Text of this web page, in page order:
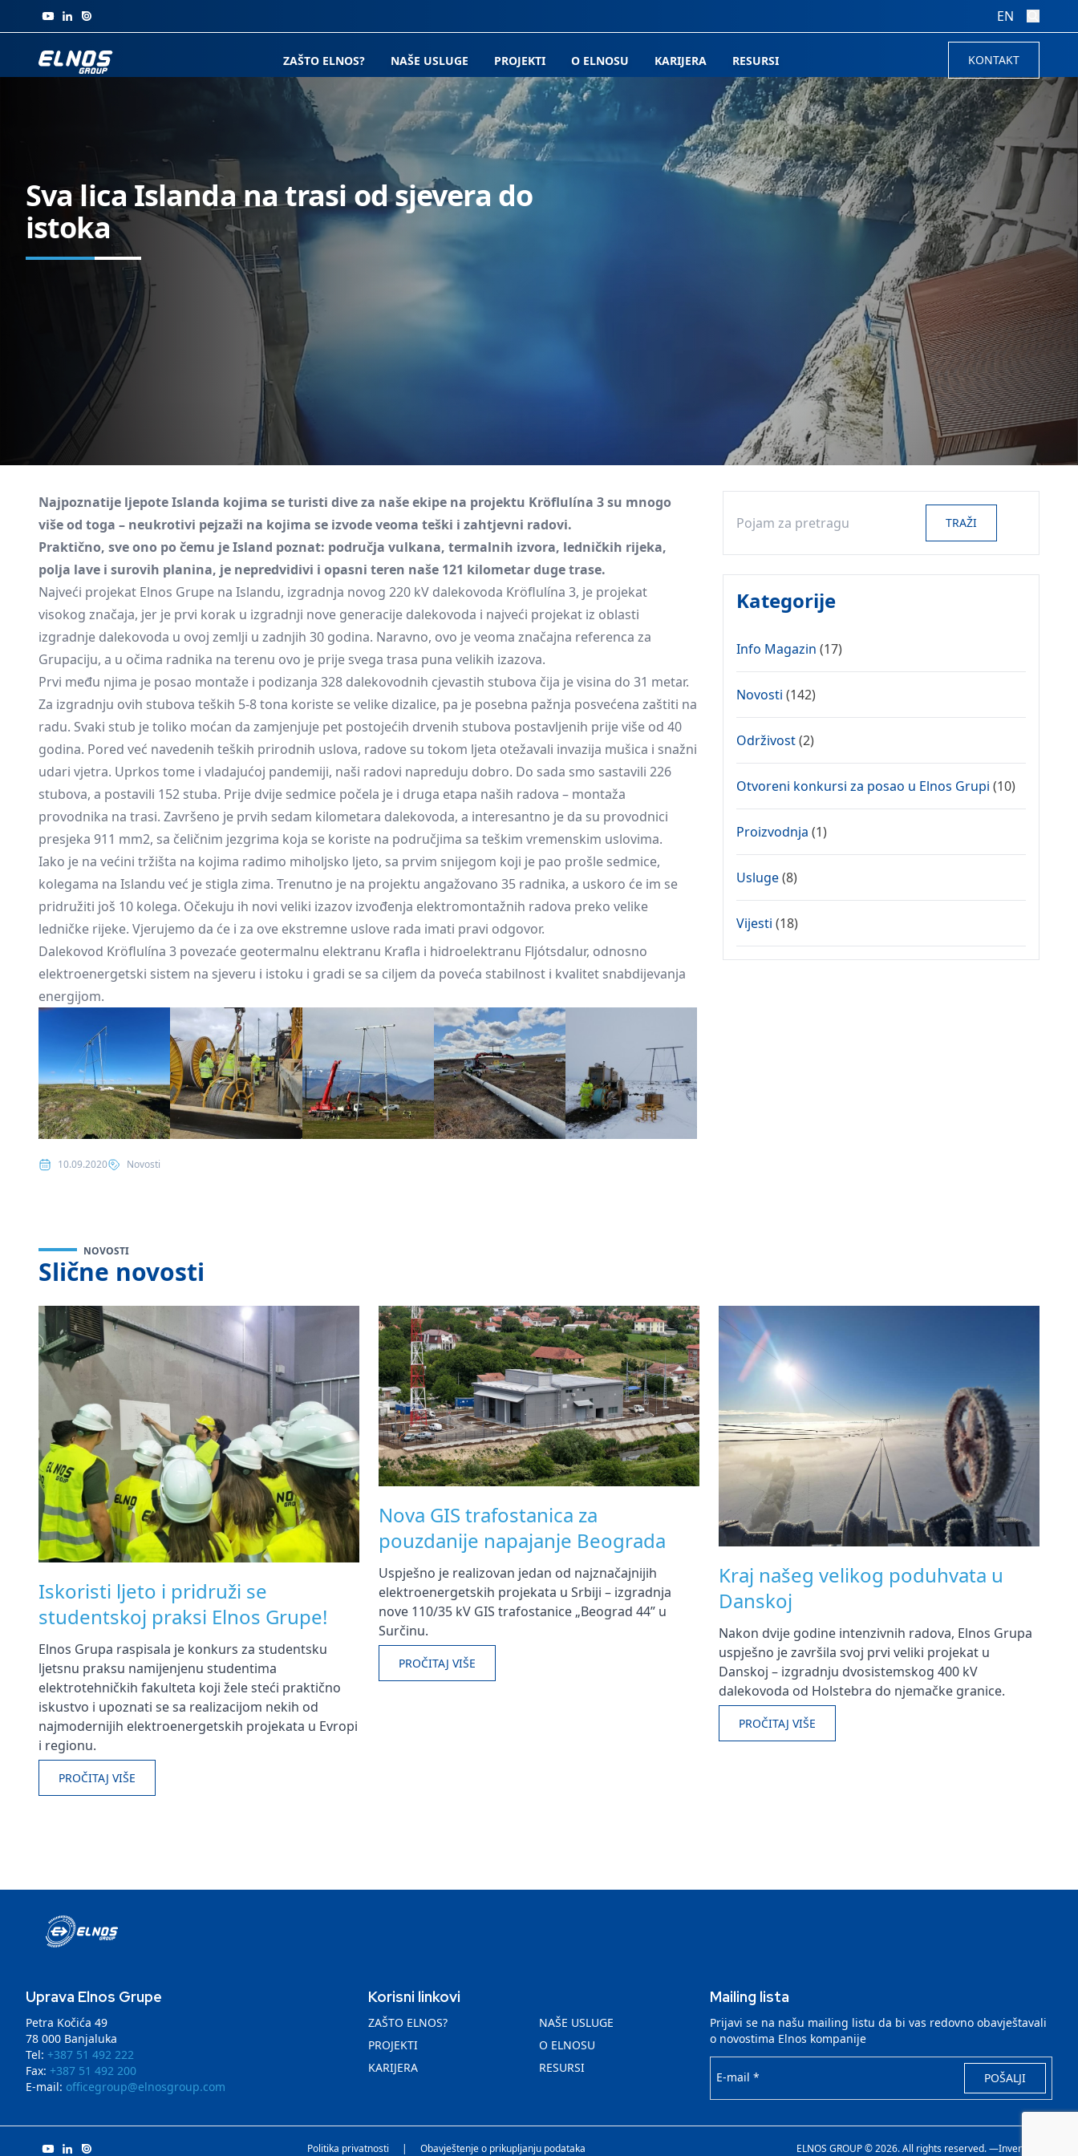
Skip to content EN
ZAŠTO ELNOS? NAŠE USLUGE PROJEKTI O ELNOSU KARIJERA RESURSI KONTAKT
Sva lica Islanda na trasi od sjevera do
istoka
Najpoznatije ljepote Islanda kojima se turisti dive za naše ekipe na projektu Kröflulína 3 su mnogo
više od toga – neukrotivi pejzaži na kojima se izvode veoma teški i zahtjevni radovi.
Praktično, sve ono po čemu je Island poznat: područja vulkana, termalnih izvora, ledničkih rijeka,
polja lave i surovih planina, je nepredvidivi i opasni teren naše 121 kilometar duge trase.
Najveći projekat Elnos Grupe na Islandu, izgradnja novog 220 kV dalekovoda Kröflulína 3, je projekat
visokog značaja, jer je prvi korak u izgradnji nove generacije dalekovoda i najveći projekat iz oblasti
izgradnje dalekovoda u ovoj zemlji u zadnjih 30 godina. Naravno, ovo je veoma značajna referenca za
Grupaciju, a u očima radnika na terenu ovo je prije svega trasa puna velikih izazova.
Prvi među njima je posao montaže i podizanja 328 dalekovodnih cjevastih stubova čija je visina do 31 metar.
Za izgradnju ovih stubova teških 5-8 tona koriste se velike dizalice, pa je posebna pažnja posvećena zaštiti na
radu. Svaki stub je toliko moćan da zamjenjuje pet postojećih drvenih stubova postavljenih prije više od 40
godina. Pored već navedenih teških prirodnih uslova, radove su tokom ljeta otežavali invazija mušica i snažni
udari vjetra. Uprkos tome i vladajućoj pandemiji, naši radovi napreduju dobro. Do sada smo sastavili 226
stubova, a postavili 152 stuba. Prije dvije sedmice počela je i druga etapa naših radova – montaža
provodnika na trasi. Završeno je prvih sedam kilometara dalekovoda, a interesantno je da su provodnici
presjeka 911 mm2, sa čeličnim jezgrima koja se koriste na područjima sa teškim vremenskim uslovima.
Iako je na većini tržišta na kojima radimo miholjsko ljeto, sa prvim snijegom koji je pao prošle sedmice,
kolegama na Islandu već je stigla zima. Trenutno je na projektu angažovano 35 radnika, a uskoro će im se
pridružiti još 10 kolega. Očekuju ih novi veliki izazov izvođenja elektromontažnih radova preko velike
ledničke rijeke. Vjerujemo da će i za ove ekstremne uslove rada imati pravi odgovor.
Dalekovod Kröflulína 3 povezaće geotermalnu elektranu Krafla i hidroelektranu Fljótsdalur, odnosno
elektroenergetski sistem na sjeveru i istoku i gradi se sa ciljem da poveća stabilnost i kvalitet snabdijevanja
energijom.
10.09.2020 Posted in
Novosti
TRAŽI
Kategorije
Info Magazin (17)
Novosti (142)
Održivost(2)
Otvoreni konkursi za posao u Elnos Grupi (10)
Proizvodnja (1)
Usluge(8)
Vijesti (18)
NOVOSTI
Slične novosti
Iskoristi ljeto i pridruži se
studentskoj praksi Elnos Grupe!
Elnos Grupa raspisala je konkurs za studentsku
ljetsnu praksu namijenjenu studentima
elektrotehničkih fakulteta koji žele steći praktično
iskustvo i upoznati se sa realizacijom nekih od
najmodernijih elektroenergetskih projekata u Evropi
i regionu.
PROČITAJ VIŠE
Nova GIS trafostanica za
pouzdanije napajanje Beograda
Uspješno je realizovan jedan od najznačajnijih
elektroenergetskih projekata u Srbiji – izgradnja
nove 110/35 kV GIS trafostanice „Beograd 44” u
Surčinu.
PROČITAJ VIŠE
Kraj našeg velikog poduhvata u
Danskoj
Nakon dvije godine intenzivnih radova, Elnos Grupa
uspješno je završila svoj prvi veliki projekat u
Danskoj – izgradnju dvosistemskog 400 kV
dalekovoda od Holstebra do njemačke granice.
PROČITAJ VIŠE
Uprava Elnos Grupe
Petra Kočića 49
78 000 Banjaluka
Tel: +387 51 492 222
Fax: +387 51 492 200
E-mail: officegroup@elnosgroup.com
Korisni linkovi
ZAŠTO ELNOS?
NAŠE USLUGE
PROJEKTI
O ELNOSU
KARIJERA
RESURSI
Mailing lista
Prijavi se na našu mailing listu da bi vas redovno obavještavali
o novostima Elnos kompanije
E-mail * POŠALJI
Politika privatnosti | Obavještenje o prikupljanju podataka ELNOS GROUP © 2026. All rights reserved. —Invenit.io